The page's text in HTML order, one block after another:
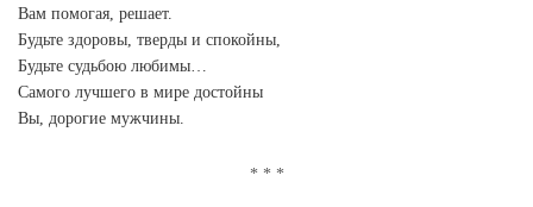
Вам помогая, решает.
Будьте здоровы, тверды и спокойны,
Будьте судьбою любимы…
Самого лучшего в мире достойны
Вы, дорогие мужчины.